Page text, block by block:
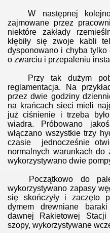
W następnej
zajmowane przez
niektóre zakłady
kłębiły się zwoje kabli
dysponowano i chyba tylko
o zwarciu i przepaleniu
Przy tak dużym
reglamentacja. Na
przez dwie godziny
na krańcach sieci mieli
już ciśnienie i trzeba
wiadra. Próbowano
włączano wszystkie trzy
czasie jednocześnie
normalnych warunkach
wykorzystywano dwie
Początkowo do
wykorzystywano zapasy
się skończyły i zaczęto
dymem drewniane
dawnej Rakietowej
szopy, wykorzystywane